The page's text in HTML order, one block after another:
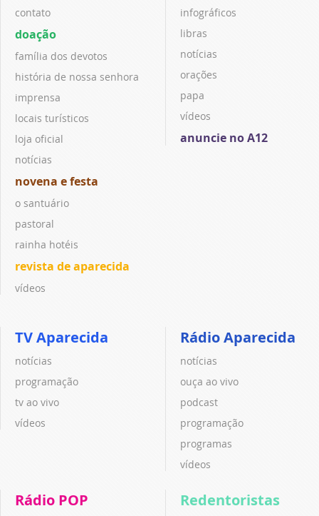
contato
doação
família dos devotos
história de nossa senhora
imprensa
locais turísticos
loja oficial
notícias
novena e festa
o santuário
pastoral
rainha hotéis
revista de aparecida
vídeos
infográficos
libras
notícias
orações
papa
vídeos
anuncie no A12
TV Aparecida
notícias
programação
tv ao vivo
vídeos
Rádio Aparecida
notícias
ouça ao vivo
podcast
programação
programas
vídeos
Rádio POP Redentoristas